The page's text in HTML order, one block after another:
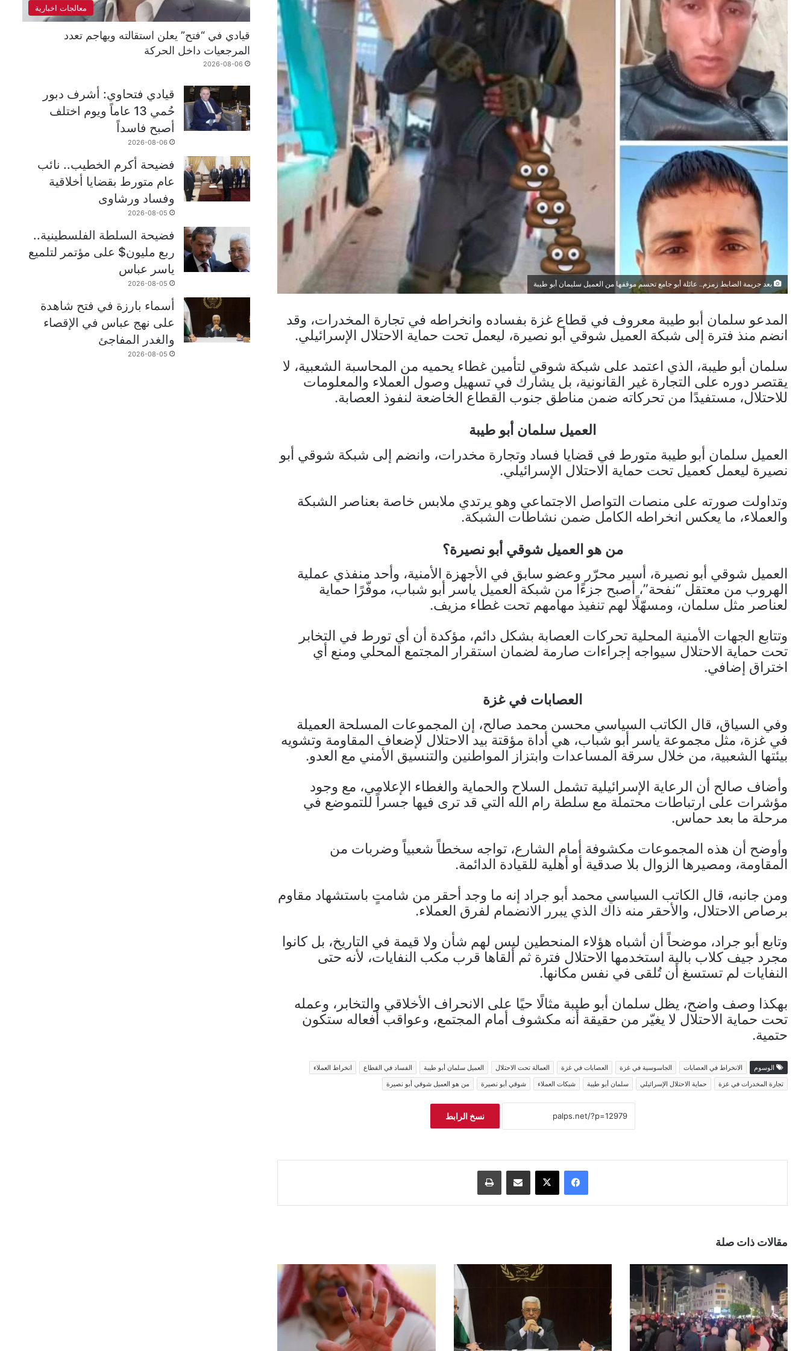
بعد جريمة الضابط زمزم.. عائلة أبو جامع تحسم موقفها من العميل سليمان أبو طيبة
المدعو سلمان أبو طيبة معروف في قطاع غزة بفساده وانخراطه في تجارة المخدرات، وقد
انضم منذ فترة إلى شبكة العميل شوقي أبو نصيرة، ليعمل تحت حماية الاحتلال الإسرائيلي.
سلمان أبو طيبة، الذي اعتمد على شبكة شوقي لتأمين غطاء يحميه من المحاسبة الشعبية، لا
يقتصر دوره على التجارة غير القانونية، بل يشارك في تسهيل وصول العملاء والمعلومات
للاحتلال، مستفيدًا من تحركاته ضمن مناطق جنوب القطاع الخاضعة لنفوذ العصابة.
العميل سلمان أبو طيبة
العميل سلمان أبو طيبة متورط في قضايا فساد وتجارة مخدرات، وانضم إلى شبكة شوقي أبو
نصيرة ليعمل كعميل تحت حماية الاحتلال الإسرائيلي.
وتداولت صورته على منصات التواصل الاجتماعي وهو يرتدي ملابس خاصة بعناصر الشبكة
والعملاء، ما يعكس انخراطه الكامل ضمن نشاطات الشبكة.
من هو العميل شوقي أبو نصيرة؟
العميل شوقي أبو نصيرة، أسير محرّر وعضو سابق في الأجهزة الأمنية، وأحد منفذي عملية
الهروب من معتقل “نفحة”، أصبح جزءًا من شبكة العميل ياسر أبو شباب، موفّرًا حماية
لعناصر مثل سلمان، ومسهّلًا لهم تنفيذ مهامهم تحت غطاء مزيف.
وتتابع الجهات الأمنية المحلية تحركات العصابة بشكل دائم، مؤكدة أن أي تورط في التخابر
تحت حماية الاحتلال سيواجه إجراءات صارمة لضمان استقرار المجتمع المحلي ومنع أي
اختراق إضافي.
العصابات في غزة
وفي السياق، قال الكاتب السياسي محسن محمد صالح، إن المجموعات المسلحة العميلة
في غزة، مثل مجموعة ياسر أبو شباب، هي أداة مؤقتة بيد الاحتلال لإضعاف المقاومة وتشويه
بيئتها الشعبية، من خلال سرقة المساعدات وابتزاز المواطنين والتنسيق الأمني مع العدو.
وأضاف صالح أن الرعاية الإسرائيلية تشمل السلاح والحماية والغطاء الإعلامي، مع وجود
مؤشرات على ارتباطات محتملة مع سلطة رام الله التي قد ترى فيها جسراً للتموضع في
مرحلة ما بعد حماس.
وأوضح أن هذه المجموعات مكشوفة أمام الشارع، تواجه سخطاً شعبياً وضربات من
المقاومة، ومصيرها الزوال بلا صدقية أو أهلية للقيادة الدائمة.
ومن جانبه، قال الكاتب السياسي محمد أبو جراد إنه ما وجد أحقر من شامتٍ باستشهاد مقاوم
برصاص الاحتلال، والأحقر منه ذاك الذي يبرر الانضمام لفرق العملاء.
وتابع أبو جراد، موضحاً أن أشباه هؤلاء المنحطين ليس لهم شأن ولا قيمة في التاريخ، بل كانوا
مجرد جيف كلاب بالية استخدمها الاحتلال فترة ثم ألقاها قرب مكب النفايات، لأنه حتى
النفايات لم تستسغ أن تُلقى في نفس مكانها.
بهكذا وصف واضح، يظل سلمان أبو طيبة مثالًا حيًا على الانحراف الأخلاقي والتخابر، وعمله
تحت حماية الاحتلال لا يغيّر من حقيقة أنه مكشوف أمام المجتمع، وعواقب أفعاله ستكون
حتمية.
الوسوم الانخراط في العصابات الجاسوسية في غزة العصابات في غزة العمالة تحت الاحتلال العميل سلمان أبو طيبة الفساد في القطاع
انخراط العملاء
تجارة المخدرات في غزة
حماية الاحتلال الإسرائيلي سلمان أبو طيبة شبكات العملاء شوقي أبو نصيرة من هو العميل شوقي أبو نصيرة
نسخ الرابط
فيسبوك ‫X مشاركة عبر البريد طباعة
مقالات ذات صلة
معالجات اخبارية
قيادي في “فتح” يعلن استقالته ويهاجم تعدد
المرجعيات داخل الحركة
2026-08-06
قيادي فتحاوي: أشرف دبور
حُمي 13 عاماً ويوم اختلف
أصبح فاسداً
2026-08-06
فضيحة أكرم الخطيب.. نائب
عام متورط بقضايا أخلاقية
وفساد ورشاوى
2026-08-05
فضيحة السلطة الفلسطينية..
ربع مليون$ على مؤتمر لتلميع
ياسر عباس
2026-08-05
أسماء بارزة في فتح شاهدة
على نهج عباس في الإقصاء
والغدر المفاجئ
2026-08-05